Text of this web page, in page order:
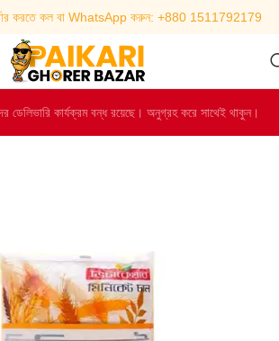
করতে কল বা WhatsApp করুন: +880 1511792179
ডেলিভারি কার্যক্রম বন্ধ রয়েছে। অনুগ্রহ করে সাথেই থাকুন।